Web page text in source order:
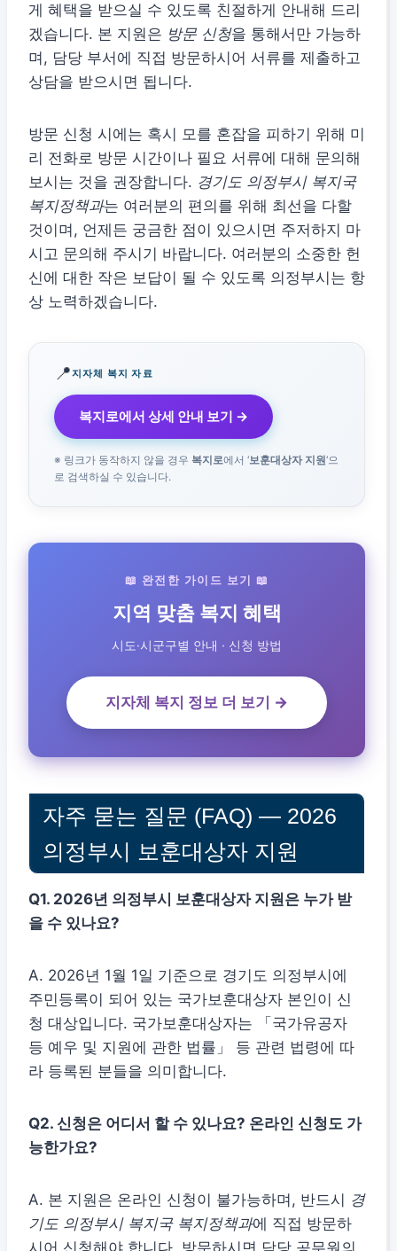
게 혜택을 받으실 수 있도록 친절하게 안내해 드리
겠습니다. 본 지원은 방문 신청을 통해서만 가능하
며, 담당 부서에 직접 방문하시어 서류를 제출하고
상담을 받으시면 됩니다.
방문 신청 시에는 혹시 모를 혼잡을 피하기 위해 미
리 전화로 방문 시간이나 필요 서류에 대해 문의해
보시는 것을 권장합니다. 경기도 의정부시 복지국
복지정책과는 여러분의 편의를 위해 최선을 다할
것이며, 언제든 궁금한 점이 있으시면 주저하지 마
시고 문의해 주시기 바랍니다. 여러분의 소중한 헌
신에 대한 작은 보답이 될 수 있도록 의정부시는 항
상 노력하겠습니다.
📍지자체 복지 자료
복지로에서 상세 안내 보기 →
※ 링크가 동작하지 않을 경우 복지로에서 ‘보훈대상자 지원‘으
로 검색하실 수 있습니다.
📖 완전한 가이드 보기 📖
지역 맞춤 복지 혜택
시도·시군구별 안내 · 신청 방법
지자체 복지 정보 더 보기 →
자주 묻는 질문 (FAQ) — 2026
의정부시 보훈대상자 지원
Q1. 2026년 의정부시 보훈대상자 지원은 누가 받
을 수 있나요?
A. 2026년 1월 1일 기준으로 경기도 의정부시에
주민등록이 되어 있는 국가보훈대상자 본인이 신
청 대상입니다. 국가보훈대상자는 「국가유공자
등 예우 및 지원에 관한 법률」 등 관련 법령에 따
라 등록된 분들을 의미합니다.
Q2. 신청은 어디서 할 수 있나요? 온라인 신청도 가
능한가요?
A. 본 지원은 온라인 신청이 불가능하며, 반드시 경
기도 의정부시 복지국 복지정책과에 직접 방문하